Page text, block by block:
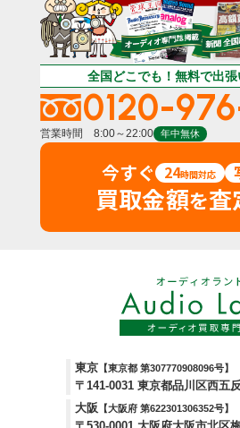
全国どこでも！無料で出張
0120-
営業時間 8:00～22:00 年中無休
今すぐ 24時間対応
買取金額を査
東京 【東京都 第307770908096号】
〒141-0031 東京都品川区西五
大阪
【大阪府 第622301306352号】